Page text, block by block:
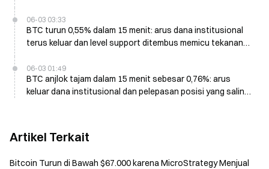
06-03 03:33
BTC turun 0,55% dalam 15 menit: arus dana institusional
terus keluar dan level support ditembus memicu tekanan
06-03 01:49
BTC anjlok tajam dalam 15 menit sebesar 0,76%: arus
keluar dana institusional dan pelepasan posisi yang saling
Artikel Terkait
Bitcoin Turun di Bawah $67.000 karena MicroStrategy Menjual